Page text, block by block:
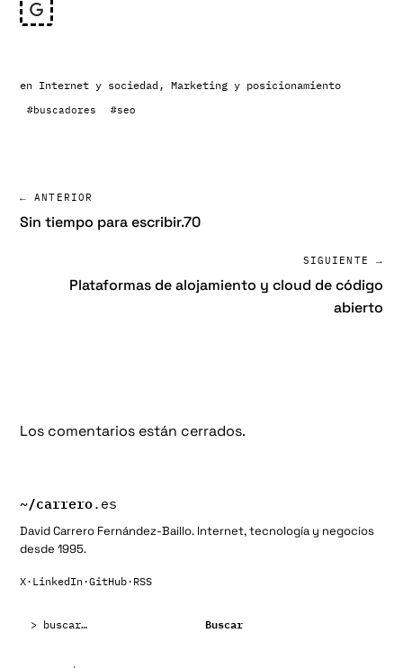
en Internet y sociedad , Marketing y posicionamiento
#buscadores #seo
← ANTERIOR
Sin tiempo para escribir.70
SIGUIENTE →
Plataformas de alojamiento y cloud de código
abierto
Los comentarios están cerrados.
~/carrero.es
David Carrero Fernández-Baillo. Internet, tecnología y negocios
desde 1995.
X· LinkedIn·GitHub· RSS
Buscar